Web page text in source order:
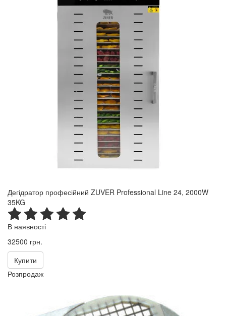
Дегідратор професійний ZUVER Professional Line 24, 2000W
35KG
В наявності
32500 грн.
Купити
Розпродаж